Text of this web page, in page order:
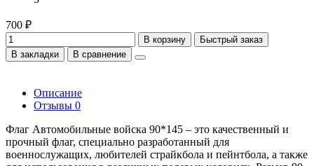
700 ₽
В корзину
Быстрый заказ
В закладки
В сравнение
Описание
Отзывы 0
Флаг Автомобильные войска 90*145 – это качественный и
прочный флаг, специально разработанный для
военнослужащих, любителей страйкбола и пейнтбола, а также